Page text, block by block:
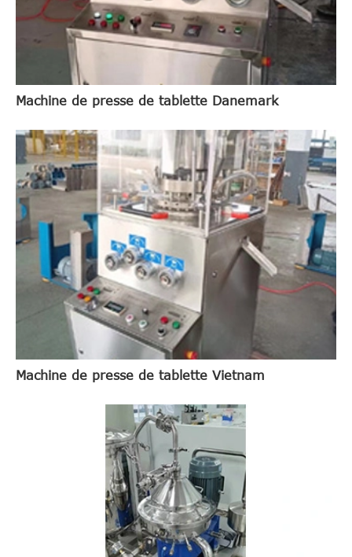
Machine de presse de tablette Danemark
Machine de presse de tablette Vietnam